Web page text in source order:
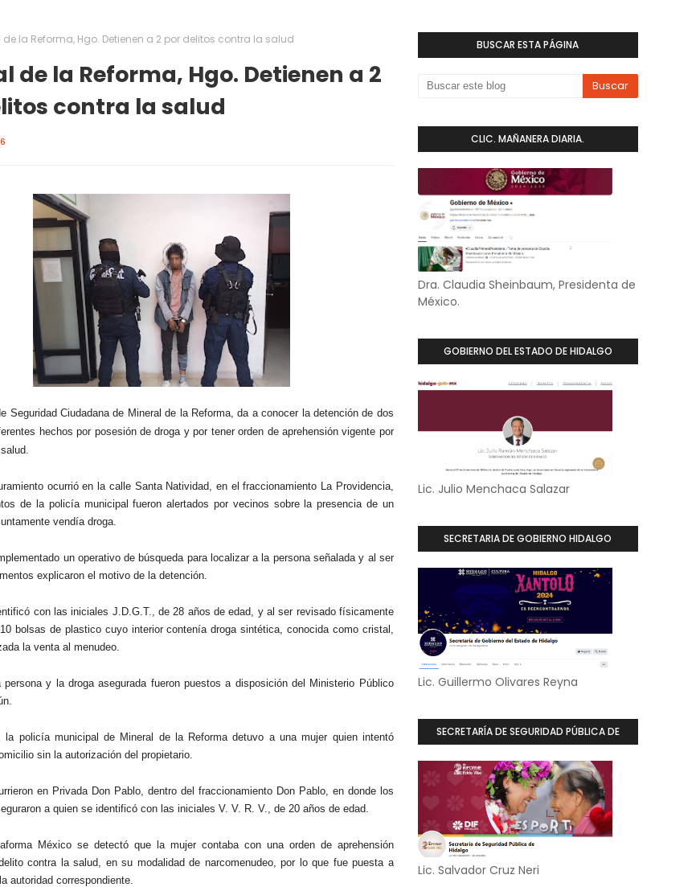
de la Reforma, Hgo. Detienen a 2 por delitos contra la salud
de la Reforma, Hgo. Detienen a 2
contra la salud
Seguridad Ciudadana de Mineral de la Reforma, da a conocer la detención de dos
hechos por posesión de droga y por tener orden de aprehensión vigente por
ocurrió en la calle Santa Natividad, en el fraccionamiento La Providencia,
de la policía municipal fueron alertados por vecinos sobre la presencia de un
vendía droga.
un operativo de búsqueda para localizar a la persona señalada y al ser
explicaron el motivo de la detención.
con las iniciales J.D.G.T., de 28 años de edad, y al ser revisado físicamente
bolsas de plastico cuyo interior contenía droga sintética, conocida como cristal,
la venta al menudeo.
persona y la droga asegurada fueron puestos a disposición del Ministerio Público
la policía municipal de Mineral de la Reforma detuvo a una mujer quien intentó
sin la autorización del propietario.
en Privada Don Pablo, dentro del fraccionamiento Don Pablo, en donde los
a quien se identificó con las iniciales V. V. R. V., de 20 años de edad.
México se detectó que la mujer contaba con una orden de aprehensión
contra la salud, en su modalidad de narcomenudeo, por lo que fue puesta a
autoridad correspondiente.
BUSCAR ESTA PÁGINA
CLIC. MAÑANERA DIARIA.
Dra. Claudia Sheinbaum, Presidenta de
México.
GOBIERNO DEL ESTADO DE HIDALGO
Lic. Julio Menchaca Salazar
SECRETARIA DE GOBIERNO HIDALGO
Lic. Guillermo Olivares Reyna
SECRETARÍA DE SEGURIDAD PÚBLICA DE
Lic. Salvador Cruz Neri